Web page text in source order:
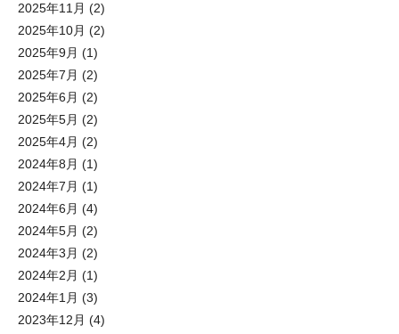
2025年11月 (2)
2025年10月 (2)
2025年9月 (1)
2025年7月 (2)
2025年6月 (2)
2025年5月 (2)
2025年4月 (2)
2024年8月 (1)
2024年7月 (1)
2024年6月 (4)
2024年5月 (2)
2024年3月 (2)
2024年2月 (1)
2024年1月 (3)
2023年12月 (4)